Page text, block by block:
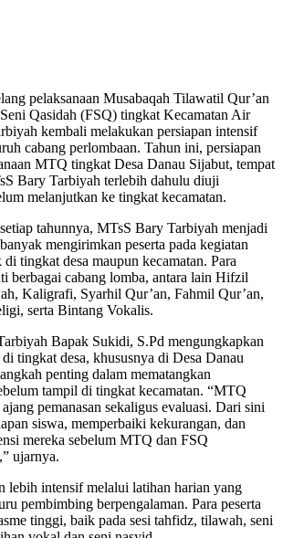
pelaksanaan Musabaqah Tilawatil Qur’an
Qasidah (FSQ) tingkat Kecamatan Air
kembali melakukan persiapan intensif
cabang perlombaan. Tahun ini, persiapan
MTQ tingkat Desa Danau Sijabut, tempat
Bary Tarbiyah terlebih dahulu diuji
melanjutkan ke tingkat kecamatan.
tahunnya, MTsS Bary Tarbiyah menjadi
mengirimkan peserta pada kegiatan
tingkat desa maupun kecamatan. Para
berbagai cabang lomba, antara lain Hifzil
Kaligrafi, Syarhil Qur’an, Fahmil Qur’an,
serta Bintang Vokalis.
Bapak Sukidi, S.Pd mengungkapkan
tingkat desa, khususnya di Desa Danau
penting dalam mematangkan
tampil di tingkat kecamatan. “MTQ
pemanasan sekaligus evaluasi. Dari sini
siswa, memperbaiki kekurangan, dan
mereka sebelum MTQ dan FSQ
ujarnya.
lebih intensif melalui latihan harian yang
pembimbing berpengalaman. Para peserta
tinggi, baik pada sesi tahfidz, tilawah, seni